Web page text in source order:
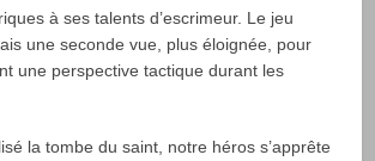
à ses talents d’escrimeur. Le jeu
une seconde vue, plus éloignée, pour
une perspective tactique durant les
la tombe du saint, notre héros s’apprête